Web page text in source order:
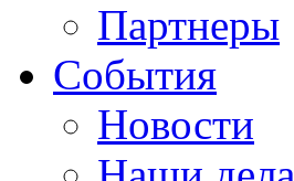
Партнеры
События
Новости